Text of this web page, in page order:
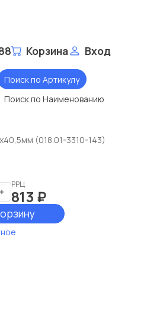
Корзина Вход
Поиск по Артикулу
Поиск по Наименованию
(018.01-3310-143)
+
РРЦ
813 ₽